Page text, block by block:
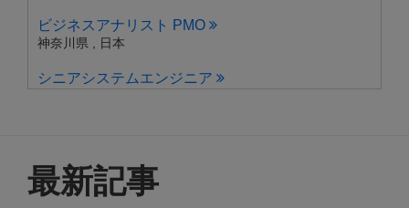
ビジネスアナリスト PMO
神奈川県 , 日本
シニアシステムエンジニア
ゲームアプリプログラマー/ゲームエンジンプログ
ラマー
最新記事